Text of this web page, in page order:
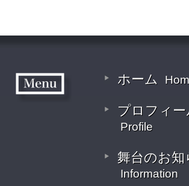
ホーム
プロフィー
Profile
舞台のお知
Information